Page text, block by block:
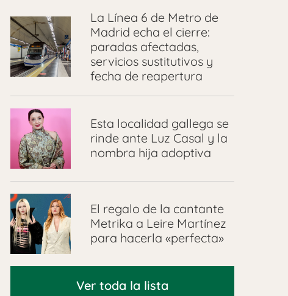
La Línea 6 de Metro de
Madrid echa el cierre:
paradas afectadas,
servicios sustitutivos y
fecha de reapertura
Esta localidad gallega se
rinde ante Luz Casal y la
nombra hija adoptiva
El regalo de la cantante
Metrika a Leire Martínez
para hacerla «perfecta»
Ver toda la lista